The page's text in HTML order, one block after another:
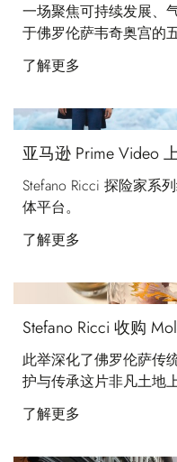
一场聚焦可持续发展、
于佛罗伦萨韦奇奥宫的
了解更多
亚马逊 Prime Video
Stefano Ricci 探险家系
体平台。
了解更多
Stefano Ricci 收购
此举深化了佛罗伦萨传
护与传承这片非凡土地
了解更多